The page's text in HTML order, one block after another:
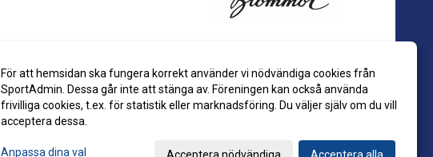
För att hemsidan ska fungera korrekt använder vi nödvändiga cookies från
SportAdmin. Dessa går inte att stänga av. Föreningen kan också använda
frivilliga cookies, t.ex. för statistik eller marknadsföring. Du väljer själv om du vill
acceptera dessa.
Anpassa dina val